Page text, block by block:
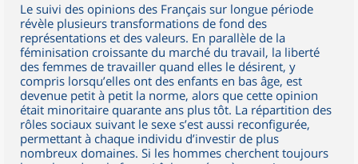
Le suivi des opinions des Français sur longue période
révèle plusieurs transformations de fond des
représentations et des valeurs. En parallèle de la
féminisation croissante du marché du travail, la liberté
des femmes de travailler quand elles le désirent, y
compris lorsqu’elles ont des enfants en bas âge, est
devenue petit à petit la norme, alors que cette opinion
était minoritaire quarante ans plus tôt. La répartition des
rôles sociaux suivant le sexe s’est aussi reconfigurée,
permettant à chaque individu d’investir de plus
nombreux domaines. Si les hommes cherchent toujours